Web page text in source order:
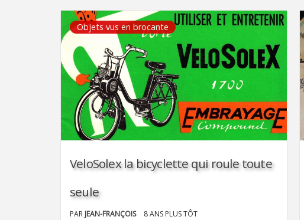
Objets vus en brocante
VeloSolex la bicyclette qui roule toute
seule
PAR JEAN-FRANÇOIS 8 ANS PLUS TÔT